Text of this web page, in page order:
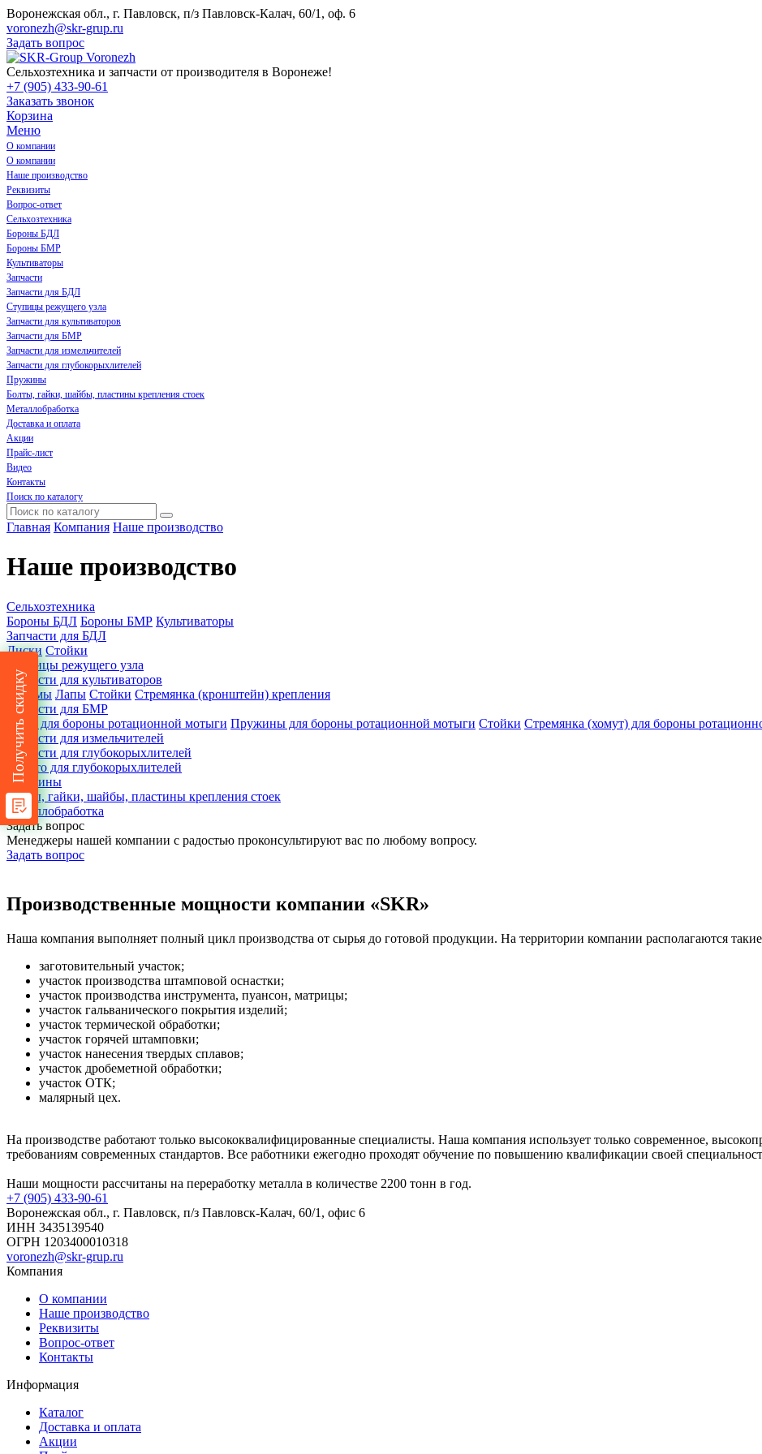
Воронежская обл., г. Павловск, п/з Павловск-Калач, 60/1, оф. 6
voronezh@skr-grup.ru
Задать вопрос
Сельхозтехника и запчасти от производителя в Воронеже!
+7 (905) 433-90-61
Заказать звонок
Корзина
Меню
О компании
О компании
Наше производство
Реквизиты
Вопрос-ответ
Сельхозтехника
Бороны БДЛ
Бороны БМР
Культиваторы
Запчасти
Запчасти для БДЛ
Ступицы режущего узла
Запчасти для культиваторов
Запчасти для БМР
Запчасти для измельчителей
Запчасти для глубокорыхлителей
Пружины
Болты, гайки, шайбы, пластины крепления стоек
Металлобработка
Доставка и оплата
Акции
Прайс-лист
Видео
Контакты
Поиск по каталогу
Главная Компания Наше производство
Наше производство
Сельхозтехника
Бороны БДЛ Бороны БМР Культиваторы
Запчасти для БДЛ
Диски Стойки
Ступицы режущего узла
Запчасти для культиваторов
Зажимы Лапы Стойки Стремянка (кронштейн) крепления
Запчасти для БМР
Зубья для бороны ротационной мотыги Пружины для бороны ротационной мотыги Стойки Стремянка (хомут) для бороны
Запчасти для измельчителей
Запчасти для глубокорыхлителей
Долото для глубокорыхлителей
Пружины
Болты, гайки, шайбы, пластины крепления стоек
Металлобработка
Задать вопрос
Менеджеры нашей компании с радостью проконсультируют вас по любому вопросу.
Задать вопрос
Производственные мощности компании «SKR»
Наша компания выполняет полный цикл производства от сырья до готовой продукции. На территории компании располагаются такие
заготовительный участок;
участок производства штамповой оснастки;
участок производства инструмента, пуансон, матрицы;
участок гальванического покрытия изделий;
участок термической обработки;
участок горячей штамповки;
участок нанесения твердых сплавов;
участок дробеметной обработки;
участок ОТК;
малярный цех.
На производстве работают только высококвалифицированные специалисты. Наша компания использует только современное,
требованиям современных стандартов. Все работники ежегодно проходят обучение по повышению квалификации своей
Наши мощности рассчитаны на переработку металла в количестве 2200 тонн в год.
+7 (905) 433-90-61
Воронежская обл., г. Павловск, п/з Павловск-Калач, 60/1, офис 6
ИНН 3435139540
ОГРН 1203400010318
voronezh@skr-grup.ru
Компания
О компании
Наше производство
Реквизиты
Вопрос-ответ
Контакты
Информация
Каталог
Доставка и оплата
Акции
Получить скидку